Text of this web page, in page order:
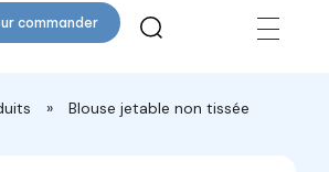
commander
» Blouse jetable non tissée